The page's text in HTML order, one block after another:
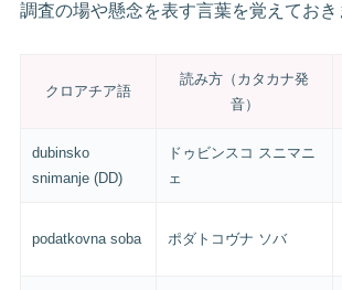
調査の場や懸念を表す言葉を覚えておき
クロアチア語
読み方（カタカナ発
音）
dubinsko
snimanje (DD)
ドゥビンスコ スニマニ
ェ
podatkovna soba ポダトコヴナ ソバ